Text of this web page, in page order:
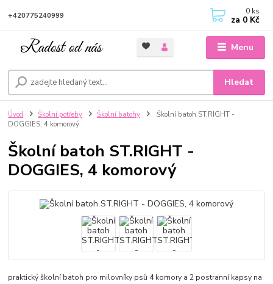
Menu
Hledat
+420775240999 0 ks
za 0 Kč
Úvod Školní potřeby Školní batohy
Školní batoh ST.RIGHT -
DOGGIES, 4 komorový
Školní batoh ST.RIGHT -
DOGGIES, 4 komorový
praktický školní batoh pro milovníky psů 4 komory a 2 postranní kapsy na